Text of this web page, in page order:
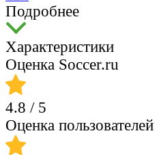
Подробнее
Характеристики
Оценка Soccer.ru
4.8 / 5
Оценка пользователей